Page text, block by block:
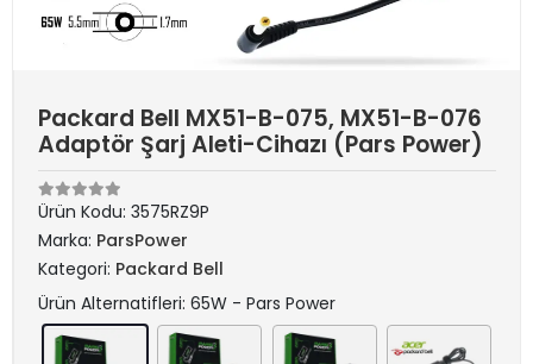
Packard Bell MX51-B-075, MX51-B-076
Adaptör Şarj Aleti-Cihazı (Pars Power)
Ürün Kodu: 3575RZ9P
Marka: ParsPower
Kategori: Packard Bell
Ürün Alternatifleri: 65W - Pars Power